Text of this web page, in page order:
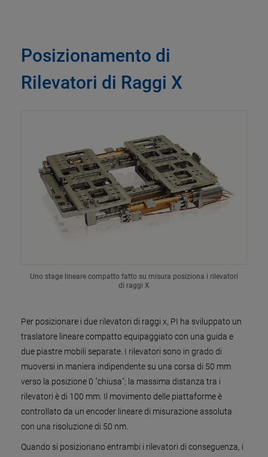
Posizionamento di
Rilevatori di Raggi X
Uno stage lineare compatto fatto su misura posiziona i rilevatori
di raggi X
Per posizionare i due rilevatori di raggi x, PI ha sviluppato un
traslatore lineare compatto equipaggiato con una guida e
due piastre mobili separate. I rilevatori sono in grado di
muoversi in maniera indipendente su una corsa di 50 mm
verso la posizione 0 "chiusa"; la massima distanza tra i
rilevatori è di 100 mm. Il movimento delle piattaforme è
controllato da un encoder lineare di misurazione assoluta
con una risoluzione di 50 nm.
Quando si posizionano entrambi i rilevatori di conseguenza, i